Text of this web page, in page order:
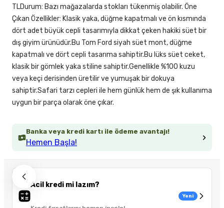
Banka veya kredi kartı ile ödeme avantajı!
Hemen Başla!
Acil kredi mi lazım?
Yeni
TLDurum: Bazı mağazalarda stokları tükenmiş olabilir. Öne
Çıkan Özellikler: Klasik yaka, düğme kapatmalı ve ön kısmında
dört adet büyük cepli tasarımıyla dikkat çeken hakiki süet bir
dış giyim ürünüdür.Bu Tom Ford siyah süet mont, düğme
kapatmalı ve dört cepli tasarıma sahiptir.Bu lüks süet ceket,
klasik bir gömlek yaka stiline sahiptir.Genellikle %100 kuzu
veya keçi derisinden üretilir ve yumuşak bir dokuya
sahiptir.Safari tarzı cepleri ile hem günlük hem de şık kullanıma
uygun bir parça olarak öne çıkar.